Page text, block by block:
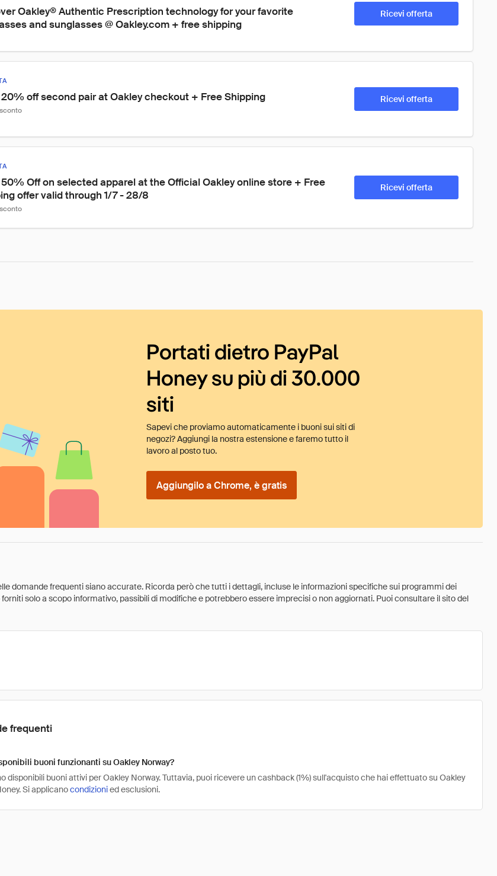
Oakley® Authentic Prescription technology for your favorite
and sunglasses @ Oakley.com + free shipping
Ricevi offerta
20% off second pair at Oakley checkout + Free Shipping Ricevi offerta
Off on selected apparel at the Official Oakley online store + Free
offer valid through 1/7 - 28/8
Ricevi offerta
Portati dietro PayPal
Honey su più di 30.000
siti
Sapevi che proviamo automaticamente i buoni sui siti di
negozi? Aggiungi la nostra estensione e faremo tutto il
lavoro al posto tuo.
Aggiungilo a Chrome, è gratis
domande frequenti siano accurate. Ricorda però che tutti i dettagli, incluse le informazioni specifiche sui programmi dei
solo a scopo informativo, passibili di modifiche e potrebbero essere imprecisi o non aggiornati. Puoi consultare il sito del
frequenti
buoni funzionanti su Oakley Norway?
disponibili buoni attivi per Oakley Norway. Tuttavia, puoi ricevere un cashback (1%) sull'acquisto che hai effettuato su Oakley
Si applicanocondizionied esclusioni.